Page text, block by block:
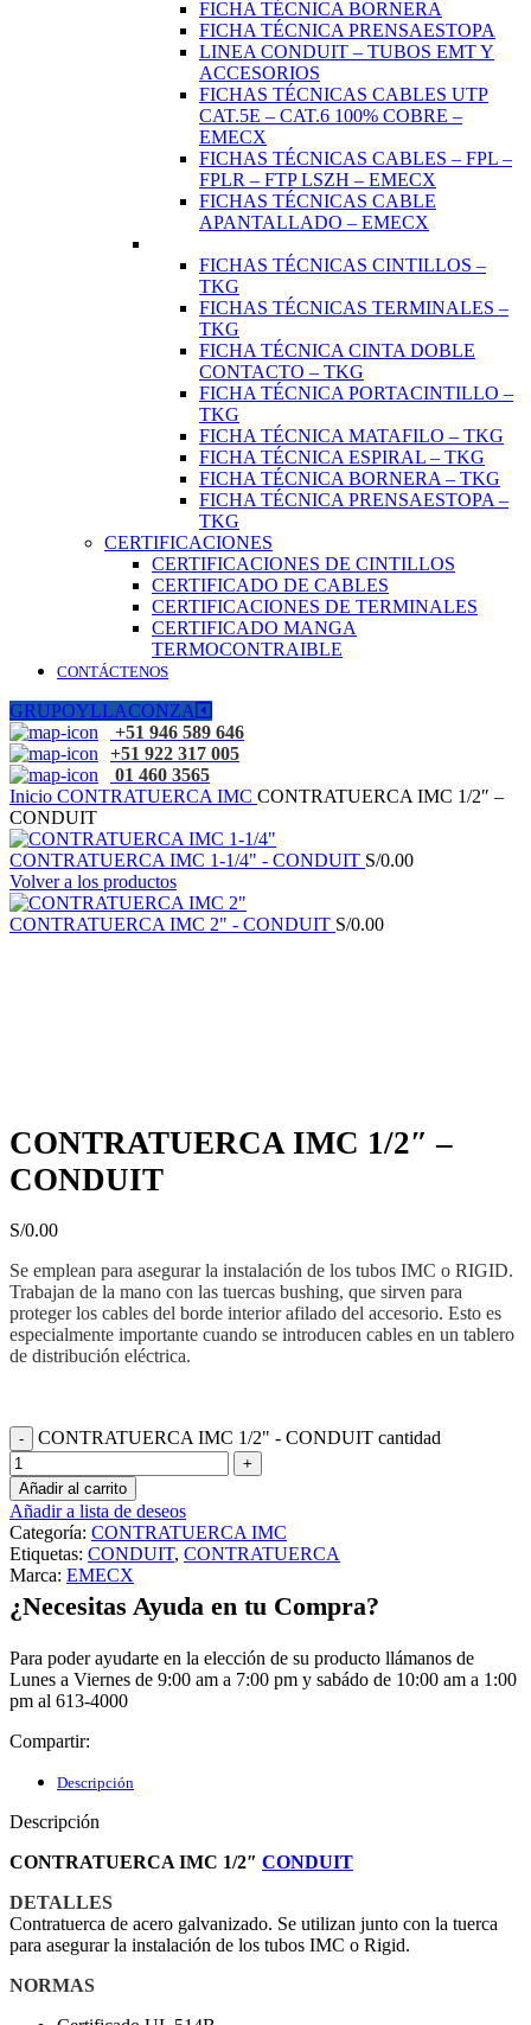
FICHA TÉCNICA BORNERA
FICHA TÉCNICA PRENSAESTOPA
LINEA CONDUIT – TUBOS EMT Y
ACCESORIOS
FICHAS TÉCNICAS CABLES UTP
CAT.5E – CAT.6 100% COBRE –
EMECX
FICHAS TÉCNICAS CABLES – FPL –
FPLR – FTP LSZH – EMECX
FICHAS TÉCNICAS CABLE
APANTALLADO – EMECX
FICHAS TÉCNICAS CINTILLOS –
TKG
FICHAS TÉCNICAS TERMINALES –
TKG
FICHA TÉCNICA CINTA DOBLE
CONTACTO – TKG
FICHA TÉCNICA PORTACINTILLO –
TKG
FICHA TÉCNICA MATAFILO – TKG
FICHA TÉCNICA ESPIRAL – TKG
FICHA TÉCNICA BORNERA – TKG
FICHA TÉCNICA PRENSAESTOPA –
TKG
CERTIFICACIONES
CERTIFICACIONES DE CINTILLOS
CERTIFICADO DE CABLES
CERTIFICACIONES DE TERMINALES
CERTIFICADO MANGA
TERMOCONTRAIBLE
CONTÁCTENOS
GRUPOYLLACONZA
+51 946 589 646
+51 922 317 005
01 460 3565
Inicio CONTRATUERCA IMC CONTRATUERCA IMC 1/2″ –
CONDUIT
CONTRATUERCA IMC 1-1/4" - CONDUIT S/0.00
Volver a los productos
CONTRATUERCA IMC 2" - CONDUIT S/0.00
CONTRATUERCA IMC 1/2″ –
CONDUIT
S/0.00
Se emplean para asegurar la instalación de los tubos IMC o RIGID.
Trabajan de la mano con las tuercas bushing, que sirven para
proteger los cables del borde interior afilado del accesorio. Esto es
especialmente importante cuando se introducen cables en un tablero
de distribución eléctrica.
CONTRATUERCA IMC 1/2" - CONDUIT cantidad
Añadir al carrito
Añadir a lista de deseos
Categoría: CONTRATUERCA IMC
Etiquetas: CONDUIT, CONTRATUERCA
Marca: EMECX
¿Necesitas Ayuda en tu Compra?
Para poder ayudarte en la elección de su producto llámanos de
Lunes a Viernes de 9:00 am a 7:00 pm y sabádo de 10:00 am a 1:00
pm al 613-4000
Compartir:
Descripción
Descripción
CONTRATUERCA IMC 1/2″ CONDUIT
DETALLES
Contratuerca de acero galvanizado. Se utilizan junto con la tuerca
para asegurar la instalación de los tubos IMC o Rigid.
NORMAS